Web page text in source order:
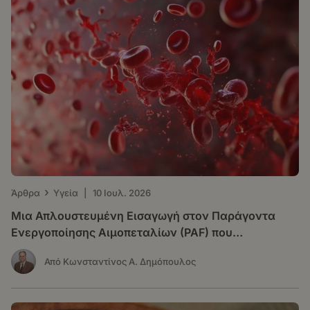
Άρθρα › Υγεία 10 Ιουλ. 2026
Μια Απλουστευμένη Εισαγωγή στον Παράγοντα
Ενεργοποίησης Αιμοπεταλίων (PAF) που
Δημιουργήθηκε από την Τεχνητή Νοημοσύνη για το
Ευρύ Κοινό, αλλά και για τους Επιστήμονες
Από Κωνσταντίνος Α. Δημόπουλος